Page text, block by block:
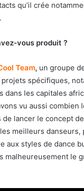
qu’il crée
vous produit ?
Team, un groupe
spécifiques,
dans les capitales
vu aussi combien
lancer le concept
meilleurs
aux styles de dance
malheureusement le